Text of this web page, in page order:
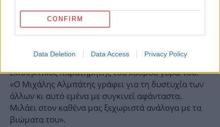
CONFIRM
Data Deletion Data Access Privacy Policy
Ο συγγραφέας, λέει η Νικαίτη Κοντούρη, είναι ένας
εκπληκτικός παρατηρητής του κόσμου γύρω του.
«Ο Μιχάλης Αλμπάτης γράφει για τη δυστυχία των
άλλων κι αυτό εμένα με συγκινεί αφάνταστα.
Μιλάει στον καθένα μας ξεχωριστά ανάλογα με τα
βιώματα του».